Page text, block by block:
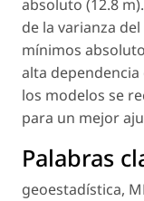
absoluto (12.8
de la varianza
mínimos
alta
los modelos se
para un mejor
Palabras
geoestadística,